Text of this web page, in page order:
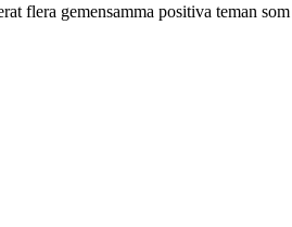
flera gemensamma positiva teman